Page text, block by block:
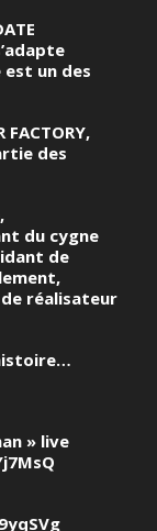
un des
FACTORY,
des
du cygne
de
réalisateur
» live